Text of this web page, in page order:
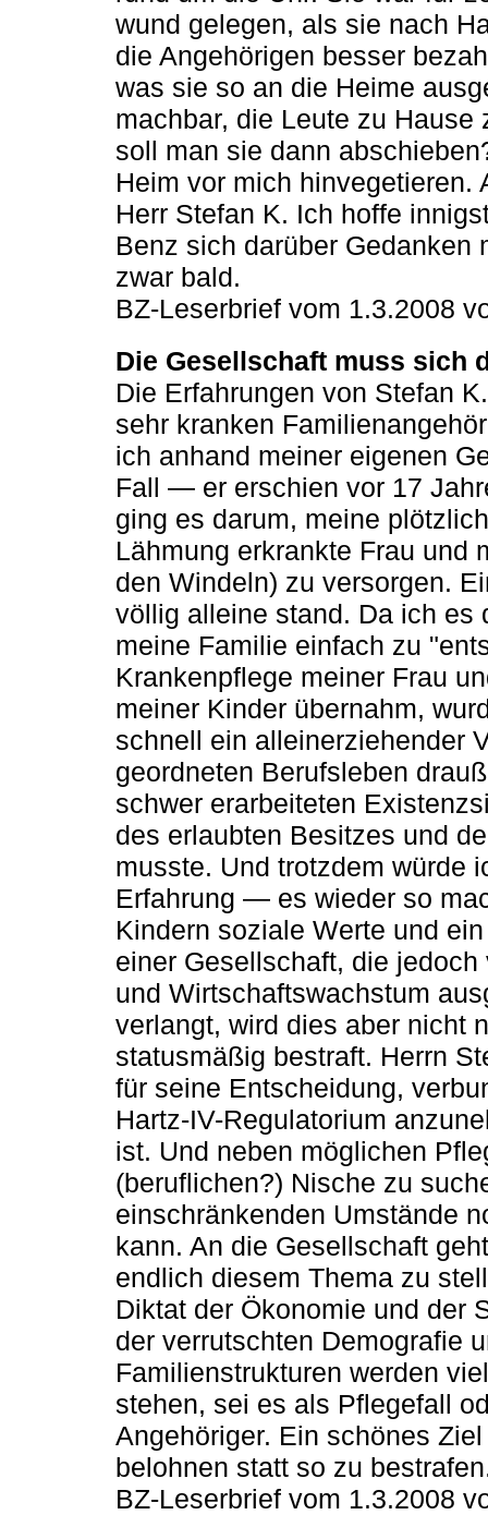
wund gelegen, als sie nach
die Angehörigen besser
was sie so an die Heime
machbar, die Leute zu
soll man sie dann
Heim vor mich hinvegetieren.
Herr Stefan K. Ich hoffe
Benz sich darüber
zwar bald.
BZ-Leserbrief vom 1.3.2008
Die Gesellschaft muss sich
Die Erfahrungen von Stefan
sehr kranken
ich anhand meiner eigenen
Fall — er erschien vor 17
ging es darum, meine
Lähmung erkrankte Frau und
den Windeln) zu versorgen.
völlig alleine stand. Da ich es
meine Familie einfach zu
Krankenpflege meiner Frau
meiner Kinder übernahm,
schnell ein alleinerziehender
geordneten Berufsleben
schwer erarbeiteten
des erlaubten Besitzes und
musste. Und trotzdem würde
Erfahrung — es wieder so
Kindern soziale Werte und
einer Gesellschaft, die
und Wirtschaftswachstum
verlangt, wird dies aber nicht
statusmäßig bestraft. Herrn
für seine Entscheidung,
Hartz-IV-Regulatorium
ist. Und neben möglichen
(beruflichen?) Nische zu
einschränkenden Umstände
kann. An die Gesellschaft
endlich diesem Thema zu
Diktat der Ökonomie und der
der verrutschten Demografie
Familienstrukturen werden
stehen, sei es als Pflegefall
Angehöriger. Ein schönes
belohnen statt so zu
BZ-Leserbrief vom 1.3.2008